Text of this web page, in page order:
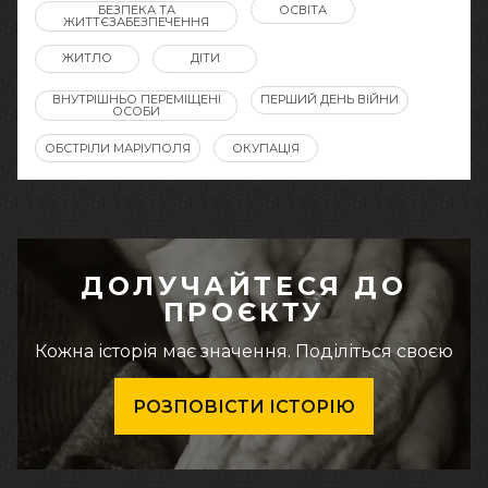
БЕЗПЕКА ТА
ЖИТТЄЗАБЕЗПЕЧЕННЯ
ОСВІТА
ЖИТЛО ДІТИ
ВНУТРІШНЬО ПЕРЕМІЩЕНІ
ОСОБИ
ПЕРШИЙ ДЕНЬ ВІЙНИ
ОБСТРІЛИ МАРІУПОЛЯ ОКУПАЦІЯ
ДОЛУЧАЙТЕСЯ ДО
ПРОЄКТУ
Кожна історія має значення. Поділіться своєю
РОЗПОВІСТИ ІСТОРІЮ